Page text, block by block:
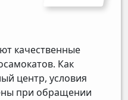
качественные
Как
центр, условия
при обращении